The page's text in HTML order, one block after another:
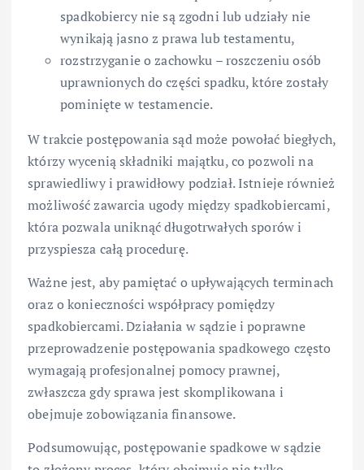
spadkobiercy nie są zgodni lub udziały nie
wynikają jasno z prawa lub testamentu,
rozstrzyganie o zachowku – roszczeniu osób
uprawnionych do części spadku, które zostały
pominięte w testamencie.
W trakcie postępowania sąd może powołać biegłych,
którzy wycenią składniki majątku, co pozwoli na
sprawiedliwy i prawidłowy podział. Istnieje również
możliwość zawarcia ugody między spadkobiercami,
która pozwala uniknąć długotrwałych sporów i
przyspiesza całą procedurę.
Ważne jest, aby pamiętać o upływających terminach
oraz o konieczności współpracy pomiędzy
spadkobiercami. Działania w sądzie i poprawne
przeprowadzenie postępowania spadkowego często
wymagają profesjonalnej pomocy prawnej,
zwłaszcza gdy sprawa jest skomplikowana i
obejmuje zobowiązania finansowe.
Podsumowując, postępowanie spadkowe w sądzie